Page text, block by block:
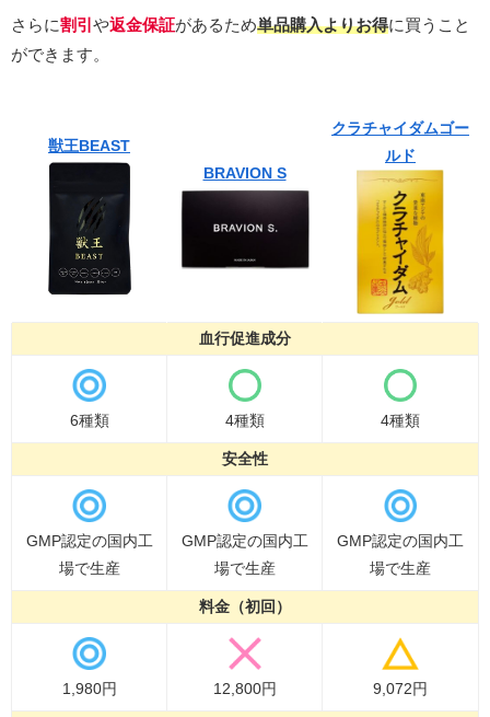
さらに割引 や返金保証があるため単品購入よりお得に買うこと
ができます。
獣王BEAST
BRAVION S
クラチャイダムゴー
ルド
血行促進成分
6種類 4種類 4種類
安全性
GMP認定の国内工
場で生産
GMP認定の国内工
場で生産
GMP認定の国内工
場で生産
料金（初回）
1,980円 12,800円 9,072円